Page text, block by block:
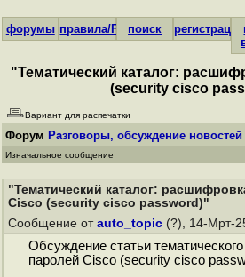
форумы правила/FAQпоиск регистрация
"Тематический каталог:
(security cisco
Вариант для распечатки
Форум Разговоры, обсуждение новостей
Изначальное сообщение
"Тематический каталог:
Cisco (security cisco password)"
Сообщение от auto_topic (?), 14-Мрт-
Обсуждение статьи
паролей Cisco (security cisco